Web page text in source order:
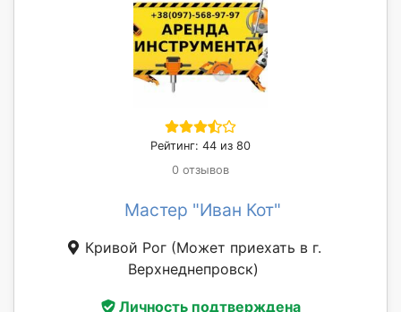
Рейтинг: 44 из 80
0 отзывов
Мастер "Иван Кот"
Кривой Рог (Может приехать в г.
Верхнеднепровск)
Личность подтверждена